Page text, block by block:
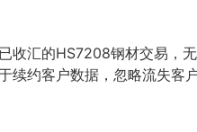
收汇的HS7208钢材交易，
续约客户数据，忽略流失客